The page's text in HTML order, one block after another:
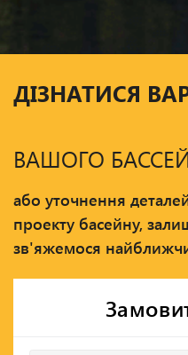
ДІЗНАТИСЯ
ВАШОГО
або уточнення
проекту басейну,
зв'яжемося